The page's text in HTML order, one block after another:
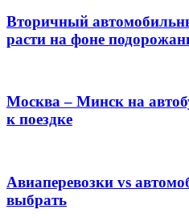
Вторичный
расти на фоне
Москва – Минск на
к поездке
Авиаперевозки vs
выбрать